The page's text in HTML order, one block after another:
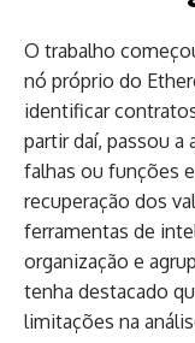
O trabalho
nó próprio do
identificar
partir daí, passou a
falhas ou funções
recuperação dos
ferramentas de
organização e
tenha destacado
limitações na